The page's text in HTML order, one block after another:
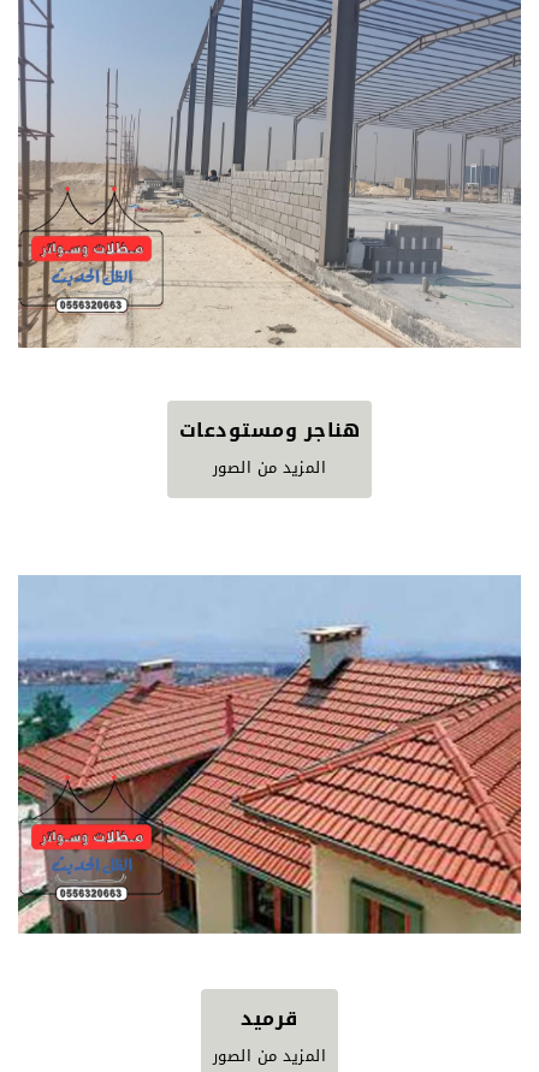
هناجر ومستودعات
المزيد من الصور
قرميد
المزيد من الصور